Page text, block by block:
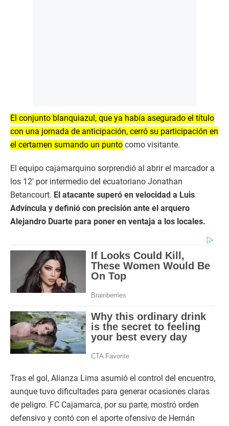
El conjunto blanquiazul, que ya había asegurado el título
con una jornada de anticipación, cerró su participación en
el certamen sumando un punto como visitante.
El equipo cajamarquino sorprendió al abrir el marcador a
los 12′ por intermedio del ecuatoriano Jonathan
Betancourt. El atacante superó en velocidad a Luis
Advíncula y definió con precisión ante el arquero
Alejandro Duarte para poner en ventaja a los locales.
Tras el gol, Alianza Lima asumió el control del encuentro,
aunque tuvo dificultades para generar ocasiones claras
de peligro. FC Cajamarca, por su parte, mostró orden
defensivo y contó con el aporte ofensivo de Hernán